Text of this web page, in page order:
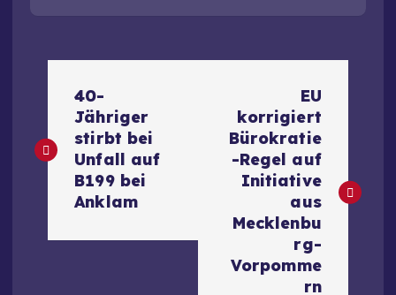
i
40-
Jähriger
stirbt bei
Unfall auf
B199 bei
Anklam
EU
korrigiert
Bürokratie
-Regel auf
Initiative
aus
Mecklenbu
rg-
Vorpomme
rn